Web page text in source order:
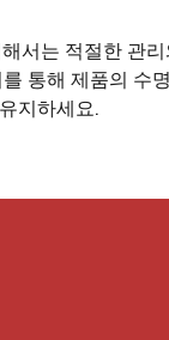
서는 적절한 관
통해 제품의 수
지하세요.